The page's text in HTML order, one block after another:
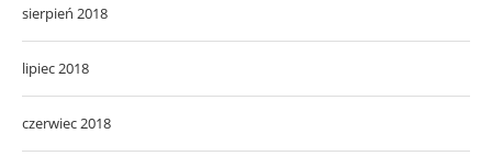
sierpień 2018
lipiec 2018
czerwiec 2018